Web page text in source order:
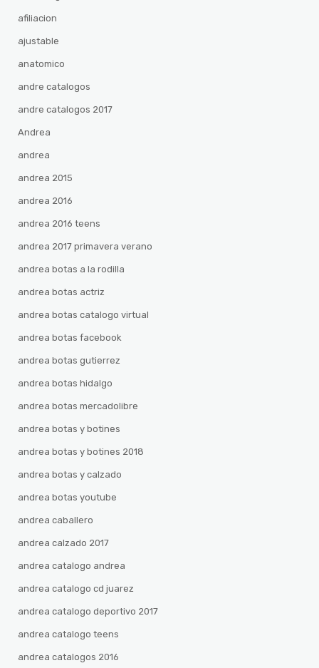
afiliacion
ajustable
anatomico
andre catalogos
andre catalogos 2017
Andrea
andrea
andrea 2015
andrea 2016
andrea 2016 teens
andrea 2017 primavera verano
andrea botas a la rodilla
andrea botas actriz
andrea botas catalogo virtual
andrea botas facebook
andrea botas gutierrez
andrea botas hidalgo
andrea botas mercadolibre
andrea botas y botines
andrea botas y botines 2018
andrea botas y calzado
andrea botas youtube
andrea caballero
andrea calzado 2017
andrea catalogo andrea
andrea catalogo cd juarez
andrea catalogo deportivo 2017
andrea catalogo teens
andrea catalogos 2016